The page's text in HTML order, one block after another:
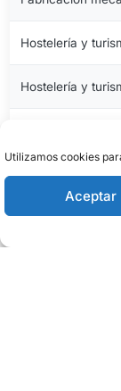
Utilizamos cookies
Aceptar
Hostelería y
Hostelería y
Imagen personal
Imagen personal